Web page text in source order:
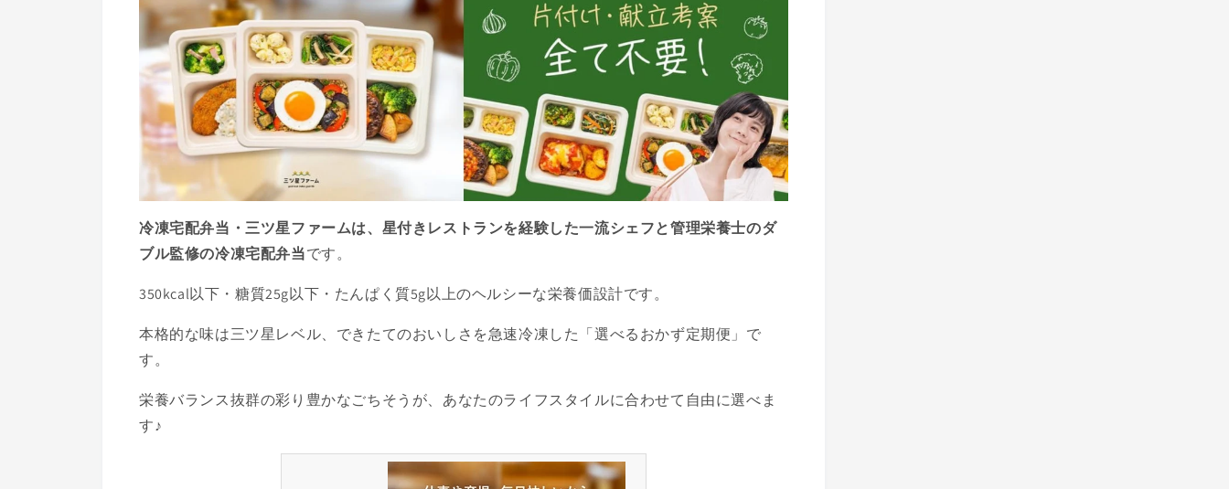
冷凍宅配弁当・三ツ星ファームは、星付きレストランを経験した一流シェフと管理栄養士のダ
ブル監修の冷凍宅配弁当です。
350kcal以下・糖質25g以下・たんぱく質5g以上のヘルシーな栄養価設計です。
本格的な味は三ツ星レベル、できたてのおいしさを急速冷凍した「選べるおかず定期便」で
す。
栄養バランス抜群の彩り豊かなごちそうが、あなたのライフスタイルに合わせて自由に選べま
す♪